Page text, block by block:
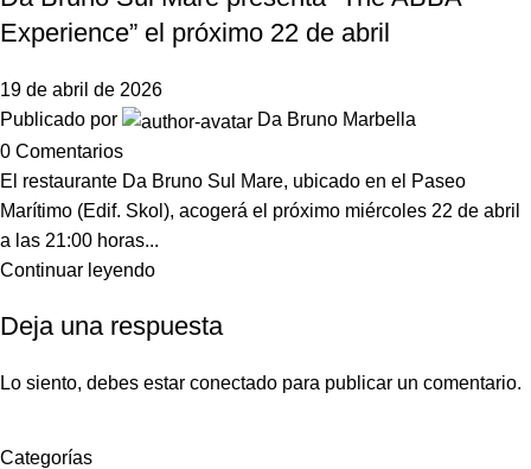
Experience” el próximo 22 de abril
19 de abril de 2026
Publicado por
Da Bruno Marbella
0 Comentarios
El restaurante Da Bruno Sul Mare, ubicado en el Paseo
Marítimo (Edif. Skol), acogerá el próximo miércoles 22 de abril
a las 21:00 horas...
Continuar leyendo
Deja una respuesta
Lo siento, debes estar conectado para publicar un comentario.
Categorías